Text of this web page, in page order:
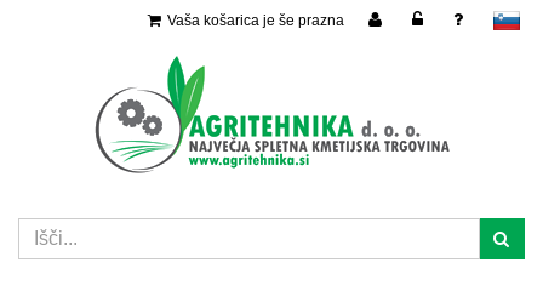
slovensko
Vaša košarica je še prazna